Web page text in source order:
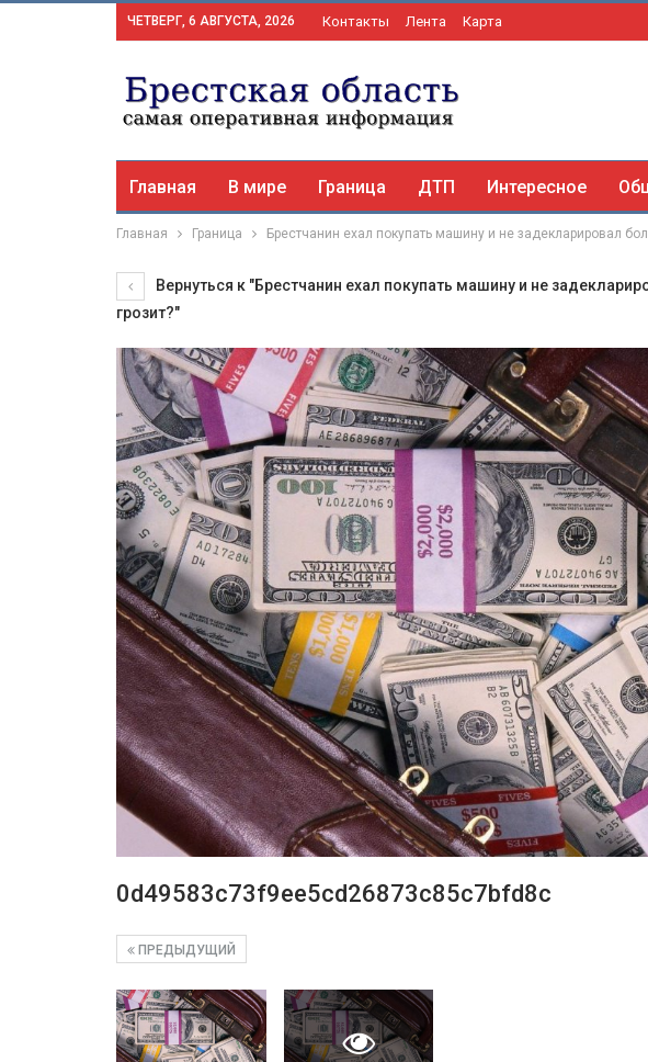
ЧЕТВЕРГ, 6 АВГУСТА, 2026 Контакты Лента Карта
Главная В мире Граница ДТП Интересное
Главная Граница Брестчанин ехал покупать машину и не задекларировал
Вернуться к "Брестчанин ехал покупать машину и не
грозит?"
0d49583c73f9ee5cd26873c85c7bfd8c
ПРЕДЫДУЩИЙ